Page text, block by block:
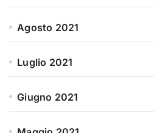
Agosto 2021
Luglio 2021
Giugno 2021